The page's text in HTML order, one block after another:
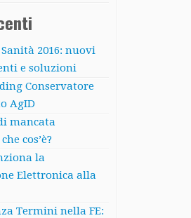
2016: nuovi
e soluzioni
Conservatore
AgID
mancata
cos’è?
la
Elettronica alla
Termini nella FE: